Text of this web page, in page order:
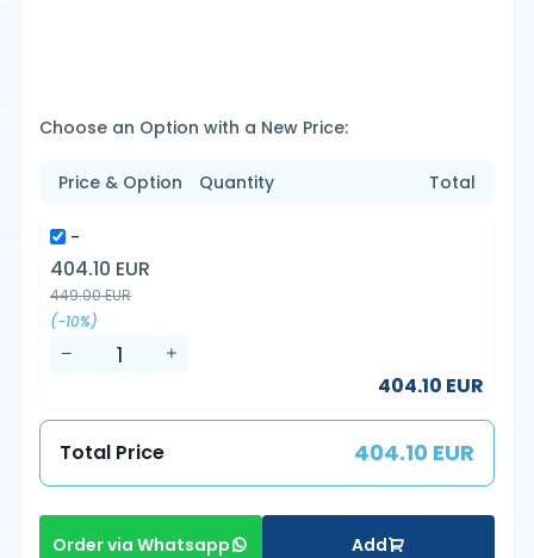
Choose an Option with a New Price:
Price & Option Quantity Total
-
404.10 EUR
449.00 EUR
(-10%)
404.10 EUR
Total Price 404.10 EUR
Order via Whatsapp Add